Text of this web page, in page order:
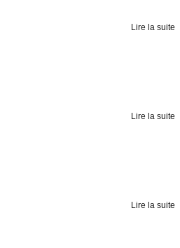
Lire la suite
Lire la suite
Lire la suite